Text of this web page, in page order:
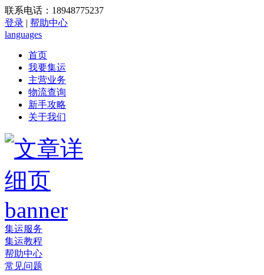
联系电话：18948775237
登录 | 帮助中心
languages
首页
我要集运
主营业务
物流查询
新手攻略
关于我们
集运服务
集运教程
帮助中心
常见问题